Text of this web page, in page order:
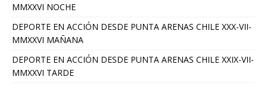
MMXXVI NOCHE
DEPORTE EN ACCIÓN DESDE PUNTA ARENAS CHILE XXX-VII-
MMXXVI MAÑANA
DEPORTE EN ACCIÓN DESDE PUNTA ARENAS CHILE XXIX-VII-
MMXXVI TARDE